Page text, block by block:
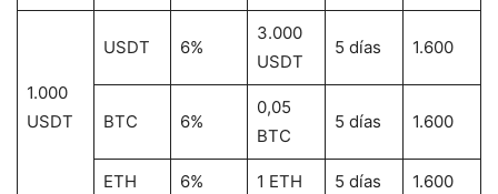
1.000
USDT
USDT 6%
3.000
USDT
5 días 1.600
BTC 6%
0,05
BTC
5 días 1.600
ETH 6% 1 ETH 5 días 1.600